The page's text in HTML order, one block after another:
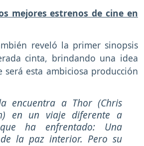
mejores estrenos de cine en
reveló la primer sinopsis
cinta, brindando una idea
esta ambiciosa producción
encuentra a Thor (Chris
en un viaje diferente a
ha enfrentado: Una
la paz interior. Pero su